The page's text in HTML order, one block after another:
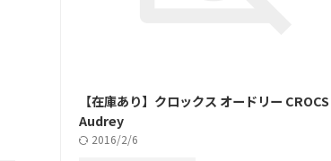
【在庫あり】クロックス オードリー CROCS
Audrey
2016/2/6